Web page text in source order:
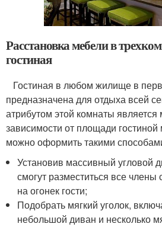
Расстановка мебели в
гостиная
Гостиная в любом жилище в
предназначена для отдыха всей
атрибутом этой комнаты является
зависимости от площади
можно оформить такими
Установив массивный угловой
смогут разместиться все
на огонек гости;
Подобрать мягкий уголок,
небольшой диван и несколько